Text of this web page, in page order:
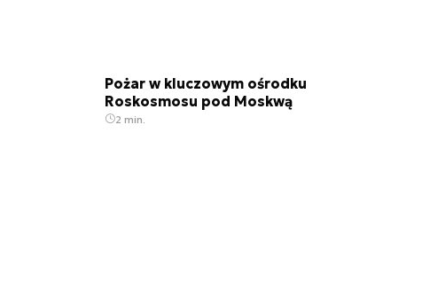
Pożar w kluczowym ośrodku
Roskosmosu pod Moskwą
2 min.